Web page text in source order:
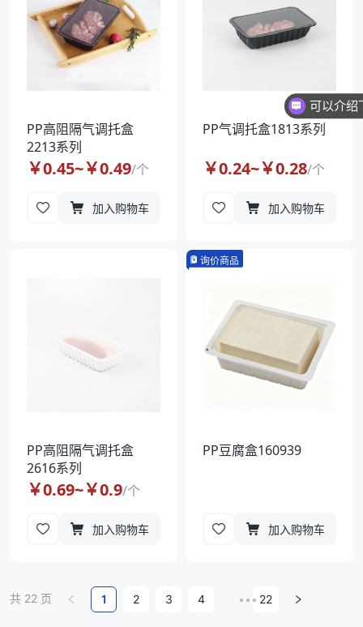
PP高阻隔气调托盒
2213系列
￥0.45~￥0.49/个
加入购物车
PP气调托盒1813系列
￥0.24~￥0.28/个
加入购物车
PP高阻隔气调托盒
2616系列
￥0.69~￥0.9/个
加入购物车
询价商品
PP豆腐盒160939
加入购物车
共 22 页 1 2 3 4 ••• 22